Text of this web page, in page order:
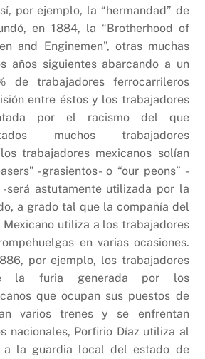
por ejemplo, la “hermandad” de
en 1884, la “Brotherhood of
and Enginemen”, otras muchas
años siguientes abarcando a un
de trabajadores ferrocarrileros
entre éstos y los trabajadores
por el racismo del que
muchos trabajadores
trabajadores mexicanos solían
-grasientos- o “our peons” -
-será astutamente utilizada por la
a grado tal que la compañía del
utiliza a los trabajadores
en varias ocasiones.
por ejemplo, los trabajadores
la furia generada por los
que ocupan sus puestos de
varios trenes y se enfrentan
nacionales, Porfirio Díaz utiliza al
la guardia local del estado de